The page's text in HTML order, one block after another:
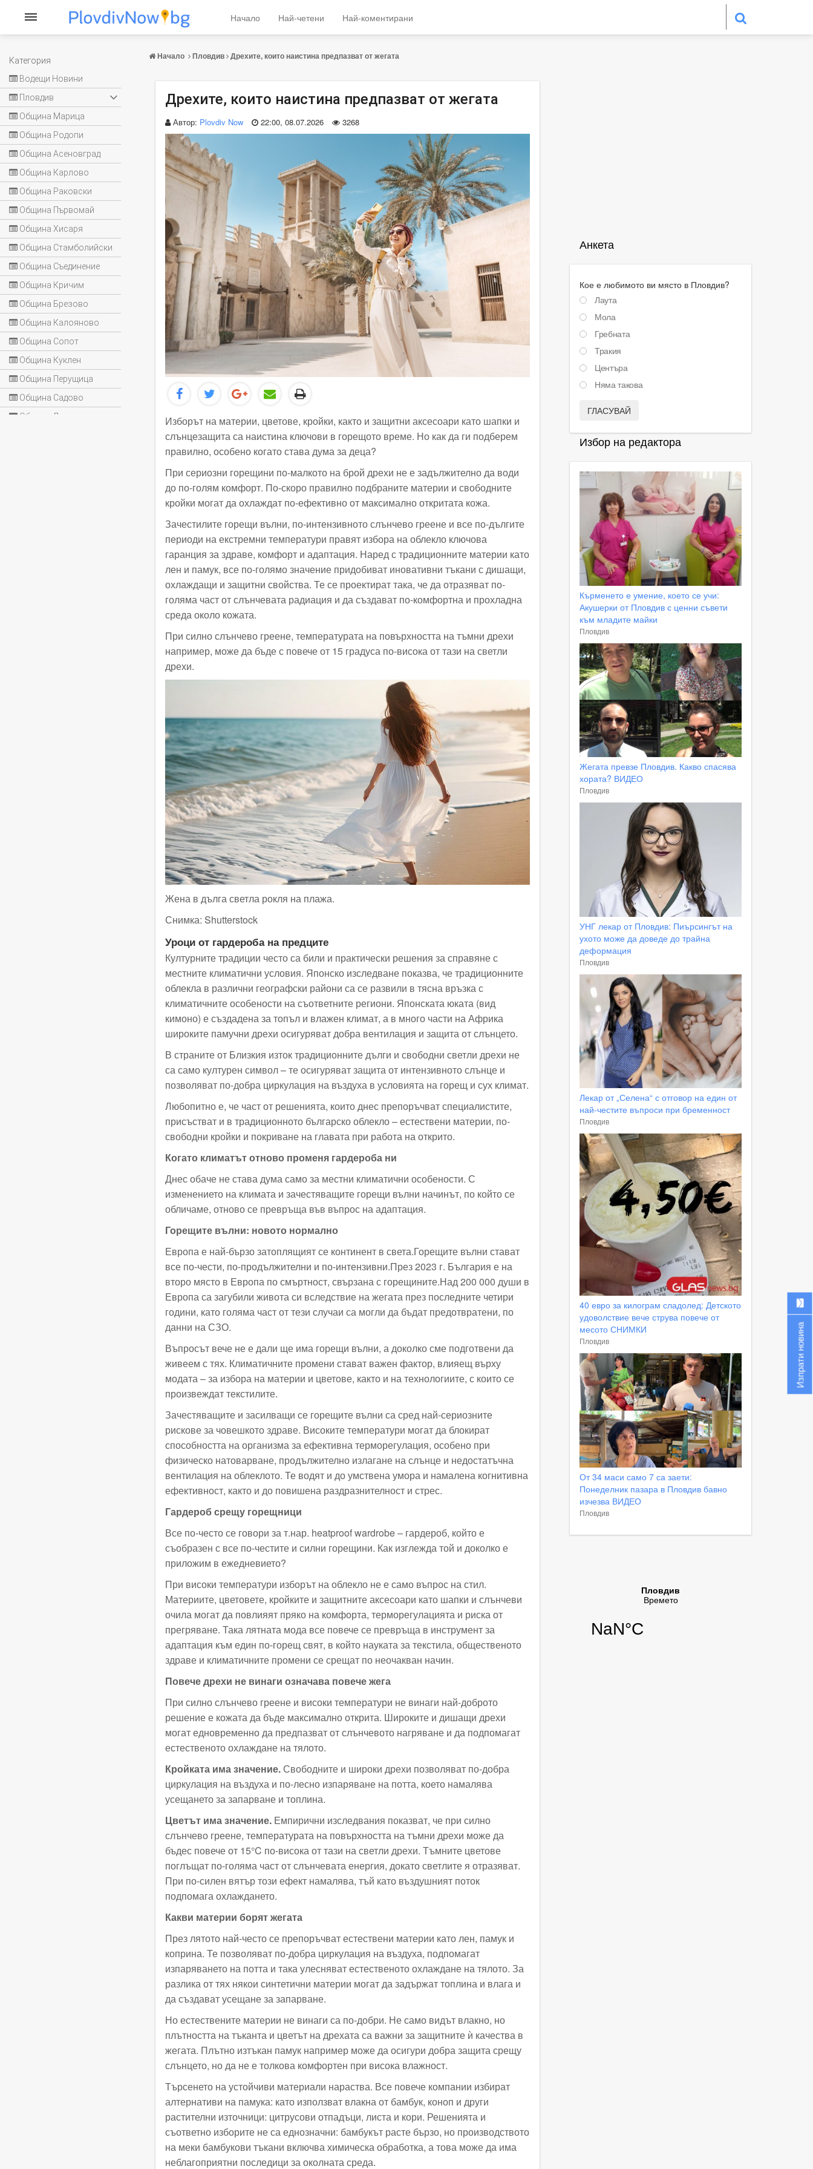
Категория
Водещи Новини
Пловдив
Община Марица
Община Родопи
Община Асеновград
Община Карлово
Община Раковски
Община Първомай
Община Хисаря
Община Стамболийски
Община Съединение
Община Кричим
Община Брезово
Община Калояново
Община Сопот
Община Куклен
Община Перущица
Община Садово
Община Лъки
Начало Най-четени Най-коментирани
Начало Пловдив Дрехите, които наистина предпазват от жегата
Дрехите, които наистина предпазват от жегата
Автор: Plovdiv Now 22:00, 08.07.2026 3268
Изборът на материи, цветове, кройки, както и защитни аксесоари като шапки и
слънцезащита са наистина ключови в горещото време. Но как да ги подберем
правилно, особено когато става дума за деца?
При сериозни горещини по-малкото на брой дрехи не е задължително да води
до по-голям комфорт. По-скоро правилно подбраните материи и свободните
кройки могат да охлаждат по-ефективно от максимално откритата кожа.
Зачестилите горещи вълни, по-интензивното слънчево греене и все по-дългите
периоди на екстремни температури правят избора на облекло ключова
гаранция за здраве, комфорт и адаптация. Наред с традиционните материи като
лен и памук, все по-голямо значение придобиват иновативни тъкани с дишащи,
охлаждащи и защитни свойства. Те се проектират така, че да отразяват по-
голяма част от слънчевата радиация и да създават по-комфортна и прохладна
среда около кожата.
При силно слънчево греене, температурата на повърхността на тъмни дрехи
например, може да бъде с повече от 15 градуса по-висока от тази на светли
дрехи.
Жена в дълга светла рокля на плажа.
Снимка: Shutterstock
Уроци от гардероба на предците
Културните традиции често са били и практически решения за справяне с
местните климатични условия. Японско изследване показва, че традиционните
облекла в различни географски райони са се развили в тясна връзка с
климатичните особености на съответните региони. Японската юката (вид
кимоно) е създадена за топъл и влажен климат, а в много части на Африка
широките памучни дрехи осигуряват добра вентилация и защита от слънцето.
В страните от Близкия изток традиционните дълги и свободни светли дрехи не
са само културен символ – те осигуряват защита от интензивното слънце и
позволяват по-добра циркулация на въздуха в условията на горещ и сух климат.
Любопитно е, че част от решенията, които днес препоръчват специалистите,
присъстват и в традиционното българско облекло – естествени материи, по-
свободни кройки и покриване на главата при работа на открито.
Когато климатът отново променя гардероба ни
Днес обаче не става дума само за местни климатични особености. С
изменението на климата и зачестяващите горещи вълни начинът, по който се
обличаме, отново се превръща във въпрос на адаптация.
Горещите вълни: новото нормално
Европа е най-бързо затоплящият се континент в света.Горещите вълни стават
все по-чести, по-продължителни и по-интензивни.През 2023 г. България е на
второ място в Европа по смъртност, свързана с горещините.Над 200 000 души в
Европа са загубили живота си вследствие на жегата през последните четири
години, като голяма част от тези случаи са могли да бъдат предотвратени, по
данни на СЗО.
Въпросът вече не е дали ще има горещи вълни, а доколко сме подготвени да
живеем с тях. Климатичните промени стават важен фактор, влияещ върху
модата – за избора на материи и цветове, както и на технологиите, с които се
произвеждат текстилите.
Зачестяващите и засилващи се горещите вълни са сред най-сериозните
рискове за човешкото здраве. Високите температури могат да блокират
способността на организма за ефективна терморегулация, особено при
физическо натоварване, продължително излагане на слънце и недостатъчна
вентилация на облеклото. Те водят и до умствена умора и намалена когнитивна
ефективност, както и до повишена раздразнителност и стрес.
Гардероб срещу горещници
Все по-често се говори за т.нар. heatproof wardrobe – гардероб, който е
съобразен с все по-честите и силни горещини. Как изглежда той и доколко е
приложим в ежедневието?
При високи температури изборът на облекло не е само въпрос на стил.
Материите, цветовете, кройките и защитните аксесоари като шапки и слънчеви
очила могат да повлияят пряко на комфорта, терморегулацията и риска от
прегряване. Така лятната мода все повече се превръща в инструмент за
адаптация към един по-горещ свят, в който науката за текстила, общественото
здраве и климатичните промени се срещат по неочакван начин.
Повече дрехи не винаги означава повече жега
При силно слънчево греене и високи температури не винаги най-доброто
решение е кожата да бъде максимално открита. Широките и дишащи дрехи
могат едновременно да предпазват от слънчевото нагряване и да подпомагат
естественото охлаждане на тялото.
Кройката има значение.Свободните и широки дрехи позволяват по-добра
циркулация на въздуха и по-лесно изпаряване на потта, което намалява
усещането за запарване и топлина.
Цветът има значение. Емпирични изследвания показват, че при силно
слънчево греене, температурата на повърхността на тъмни дрехи може да
бъдес повече от 15°C по-висока от тази на светли дрехи. Тъмните цветове
поглъщат по-голяма част от слънчевата енергия, докато светлите я отразяват.
При по-силен вятър този ефект намалява, тъй като въздушният поток
подпомага охлаждането.
Какви материи борят жегата
През лятото най-често се препоръчват естествени материи като лен, памук и
коприна. Те позволяват по-добра циркулация на въздуха, подпомагат
изпаряването на потта и така улесняват естественото охлаждане на тялото. За
разлика от тях някои синтетични материи могат да задържат топлина и влага и
да създават усещане за запарване.
Но естествените материи не винаги са по-добри. Не само видът влакно, но
плътността на тъканта и цветът на дрехата са важни за защитните ѝ качества в
жегата. Плътно изтъкан памук например може да осигури добра защита срещу
слънцето, но да не е толкова комфортен при висока влажност.
Търсенето на устойчиви материали нараства. Все повече компании избират
алтернативи на памука: като използват влакна от бамбук, коноп и други
растителни източници: цитрусови отпадъци, листа и кори. Решенията и
съответно изборите не са еднозначни: бамбукът расте бързо, но производството
на меки бамбукови тъкани включва химическа обработка, а това може да има
неблагоприятни последици за околната среда.
Анкета
Кое е любимото ви място в Пловдив?
Лаута
Мола
Гребната
Тракия
Центъра
Няма такова
ГЛАСУВАЙ
Избор на редактора
Кърменето е умение, което се учи:
Акушерки от Пловдив с ценни съвети
към младите майки
Пловдив
Жегата превзе Пловдив. Какво спасява
хората? ВИДЕО
Пловдив
УНГ лекар от Пловдив: Пиърсингът на
ухото може да доведе до трайна
деформация
Пловдив
Лекар от „Селена“ с отговор на един от
най-честите въпроси при бременност
Пловдив
40 евро за килограм сладолед: Детското
удоволствие вече струва повече от
месото СНИМКИ
Пловдив
От 34 маси само 7 са заети:
Понеделник пазара в Пловдив бавно
изчезва ВИДЕО
Пловдив
Изпрати новина